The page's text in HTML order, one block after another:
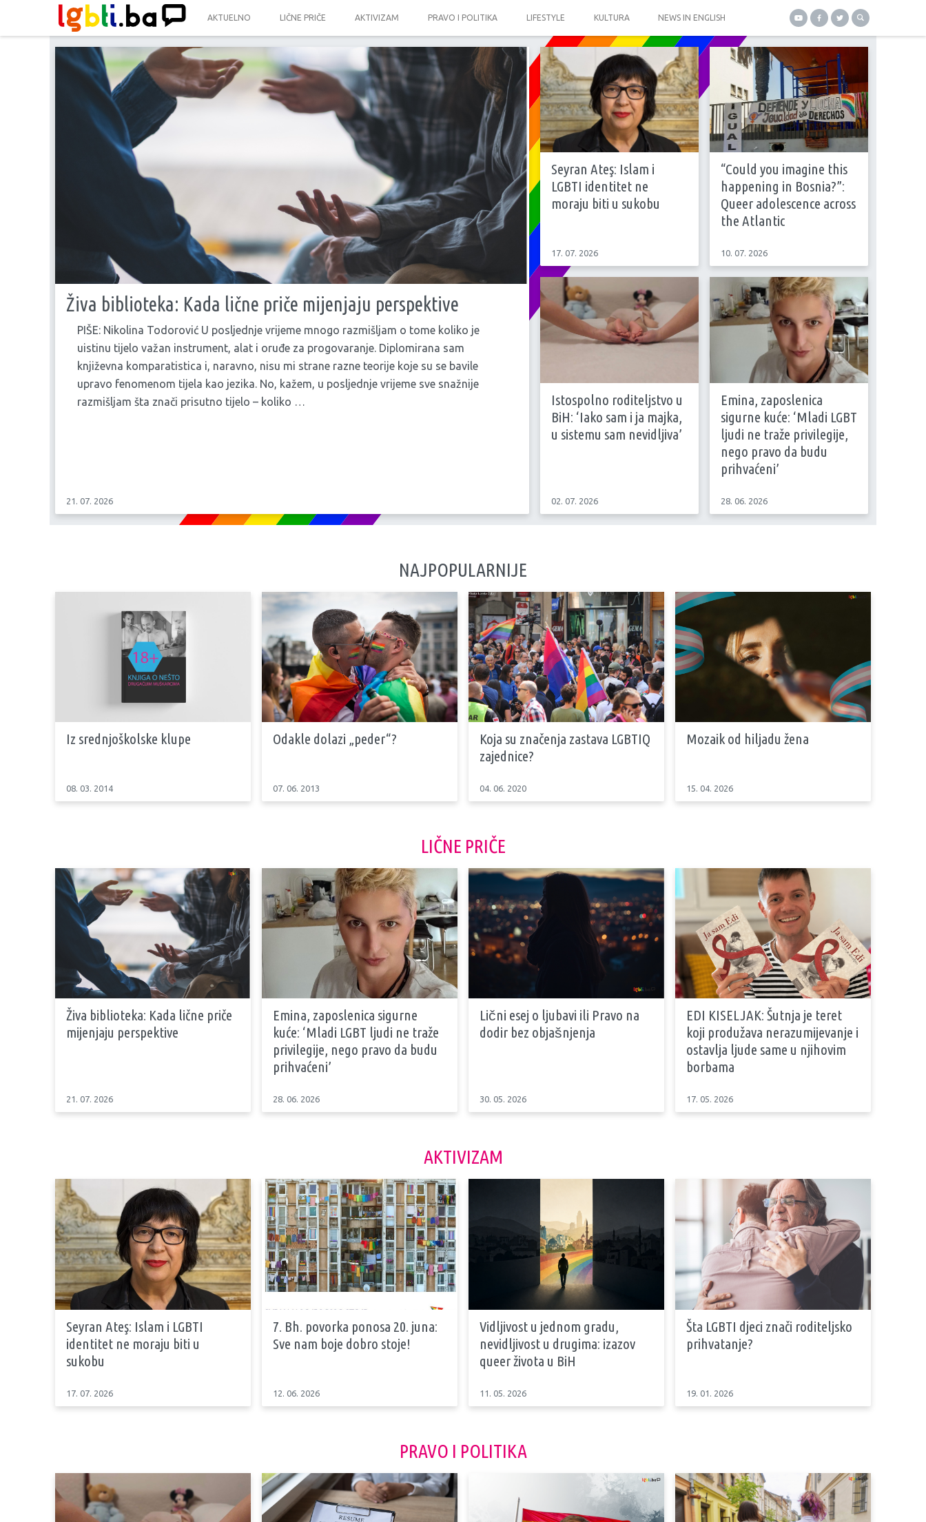
AKTUELNO LIČNE PRIČE AKTIVIZAM PRAVO I POLITIKA LIFESTYLE KULTURA NEWS IN ENGLISH
Živa biblioteka: Kada lične priče mijenjaju perspektive
PIŠE: Nikolina Todorović U posljednje vrijeme mnogo razmišljam o tome koliko je
uistinu tijelo važan instrument, alat i oruđe za progovaranje. Diplomirana sam
književna komparatistica i, naravno, nisu mi strane razne teorije koje su se bavile
upravo fenomenom tijela kao jezika. No, kažem, u posljednje vrijeme sve snažnije
razmišljam šta znači prisutno tijelo – koliko …
21. 07. 2026
Seyran Ateş: Islam i
LGBTI identitet ne
moraju biti u sukobu
17. 07. 2026
“Could you imagine this
happening in Bosnia?”:
Queer adolescence across
the Atlantic
10. 07. 2026
Istospolno roditeljstvo u
BiH: ‘Iako sam i ja majka,
u sistemu sam nevidljiva’
02. 07. 2026
Emina, zaposlenica
sigurne kuće: ‘Mladi LGBT
ljudi ne traže privilegije,
nego pravo da budu
prihvaćeni’
28. 06. 2026
NAJPOPULARNIJE
Iz srednjoškolske klupe
08. 03. 2014
Odakle dolazi „peder“?
07. 06. 2013
Koja su značenja zastava LGBTIQ
zajednice?
04. 06. 2020
Mozaik od hiljadu žena
15. 04. 2026
LIČNE PRIČE
Živa biblioteka: Kada lične priče
mijenjaju perspektive
21. 07. 2026
Emina, zaposlenica sigurne
kuće: ‘Mladi LGBT ljudi ne traže
privilegije, nego pravo da budu
prihvaćeni’
28. 06. 2026
Lični esej o ljubavi ili Pravo na
dodir bez objašnjenja
30. 05. 2026
EDI KISELJAK: Šutnja je teret
koji produžava nerazumijevanje i
ostavlja ljude same u njihovim
borbama
17. 05. 2026
AKTIVIZAM
Seyran Ateş: Islam i LGBTI
identitet ne moraju biti u
sukobu
17. 07. 2026
7. Bh. povorka ponosa 20. juna:
Sve nam boje dobro stoje!
12. 06. 2026
Vidljivost u jednom gradu,
nevidljivost u drugima: izazov
queer života u BiH
11. 05. 2026
Šta LGBTI djeci znači roditeljsko
prihvatanje?
19. 01. 2026
PRAVO I POLITIKA